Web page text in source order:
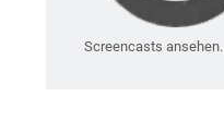
Screencasts ansehen.